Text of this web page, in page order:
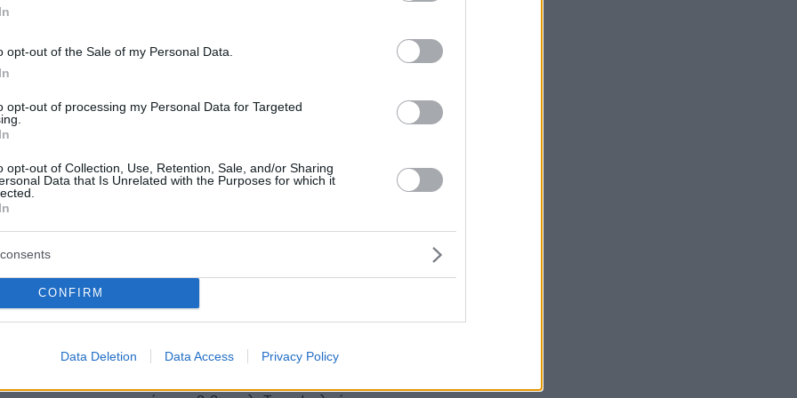
opt-out of the Sale of my Personal Data.
opt-out of processing my Personal Data for Targeted
opt-out of Collection, Use, Retention, Sale, and/or Sharing
Data that Is Unrelated with the Purposes for which it
CONFIRM
Data Deletion Data Access Privacy Policy
(54)
06:08
είναι μεγάλα, πολλά λεφτά.Κανείς από αυτούς δεν
να τελειώνουμε δεν παίζουν με ψυχή δεν
που λέμε
λίγο 08.06.2026, 12:42